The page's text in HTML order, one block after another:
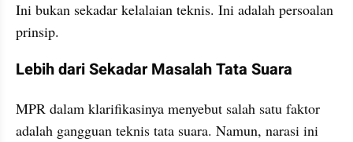
Ini bukan sekadar kelalaian teknis. Ini adalah persoalan
prinsip.
Lebih dari Sekadar Masalah Tata Suara
MPR dalam klarifikasinya menyebut salah satu faktor
adalah gangguan teknis tata suara. Namun, narasi ini